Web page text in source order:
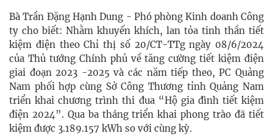
Bà Trần Đặng Hạnh Dung - Phó phòng Kinh doanh Công
ty cho biết: Nhằm khuyến khích, lan tỏa tinh thần tiết
kiệm điện theo Chỉ thị số 20/CT-TTg ngày 08/6/2024
của Thủ tướng Chính phủ về tăng cường tiết kiệm điện
giai đoạn 2023 -2025 và các năm tiếp theo, PC Quảng
Nam phối hợp cùng Sở Công Thương tỉnh Quảng Nam
triển khai chương trình thi đua “Hộ gia đình tiết kiệm
điện 2024”. Qua ba tháng triển khai phong trào đã tiết
kiệm được 3.189.157 kWh so với cùng kỳ.